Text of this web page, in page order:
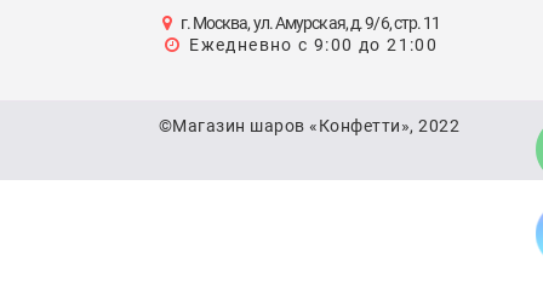
г. Москва, ул. Амурская, д. 9/6, стр. 11
Ежедневно с 9:00 до 21:00
©Магазин шаров «Конфетти», 2022